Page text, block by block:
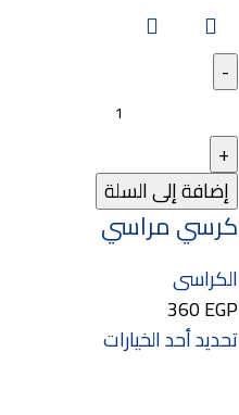
إضافة إلى السلة
كرسي مراسي
الكراسى
360EGP
تحديد أحد الخيارات